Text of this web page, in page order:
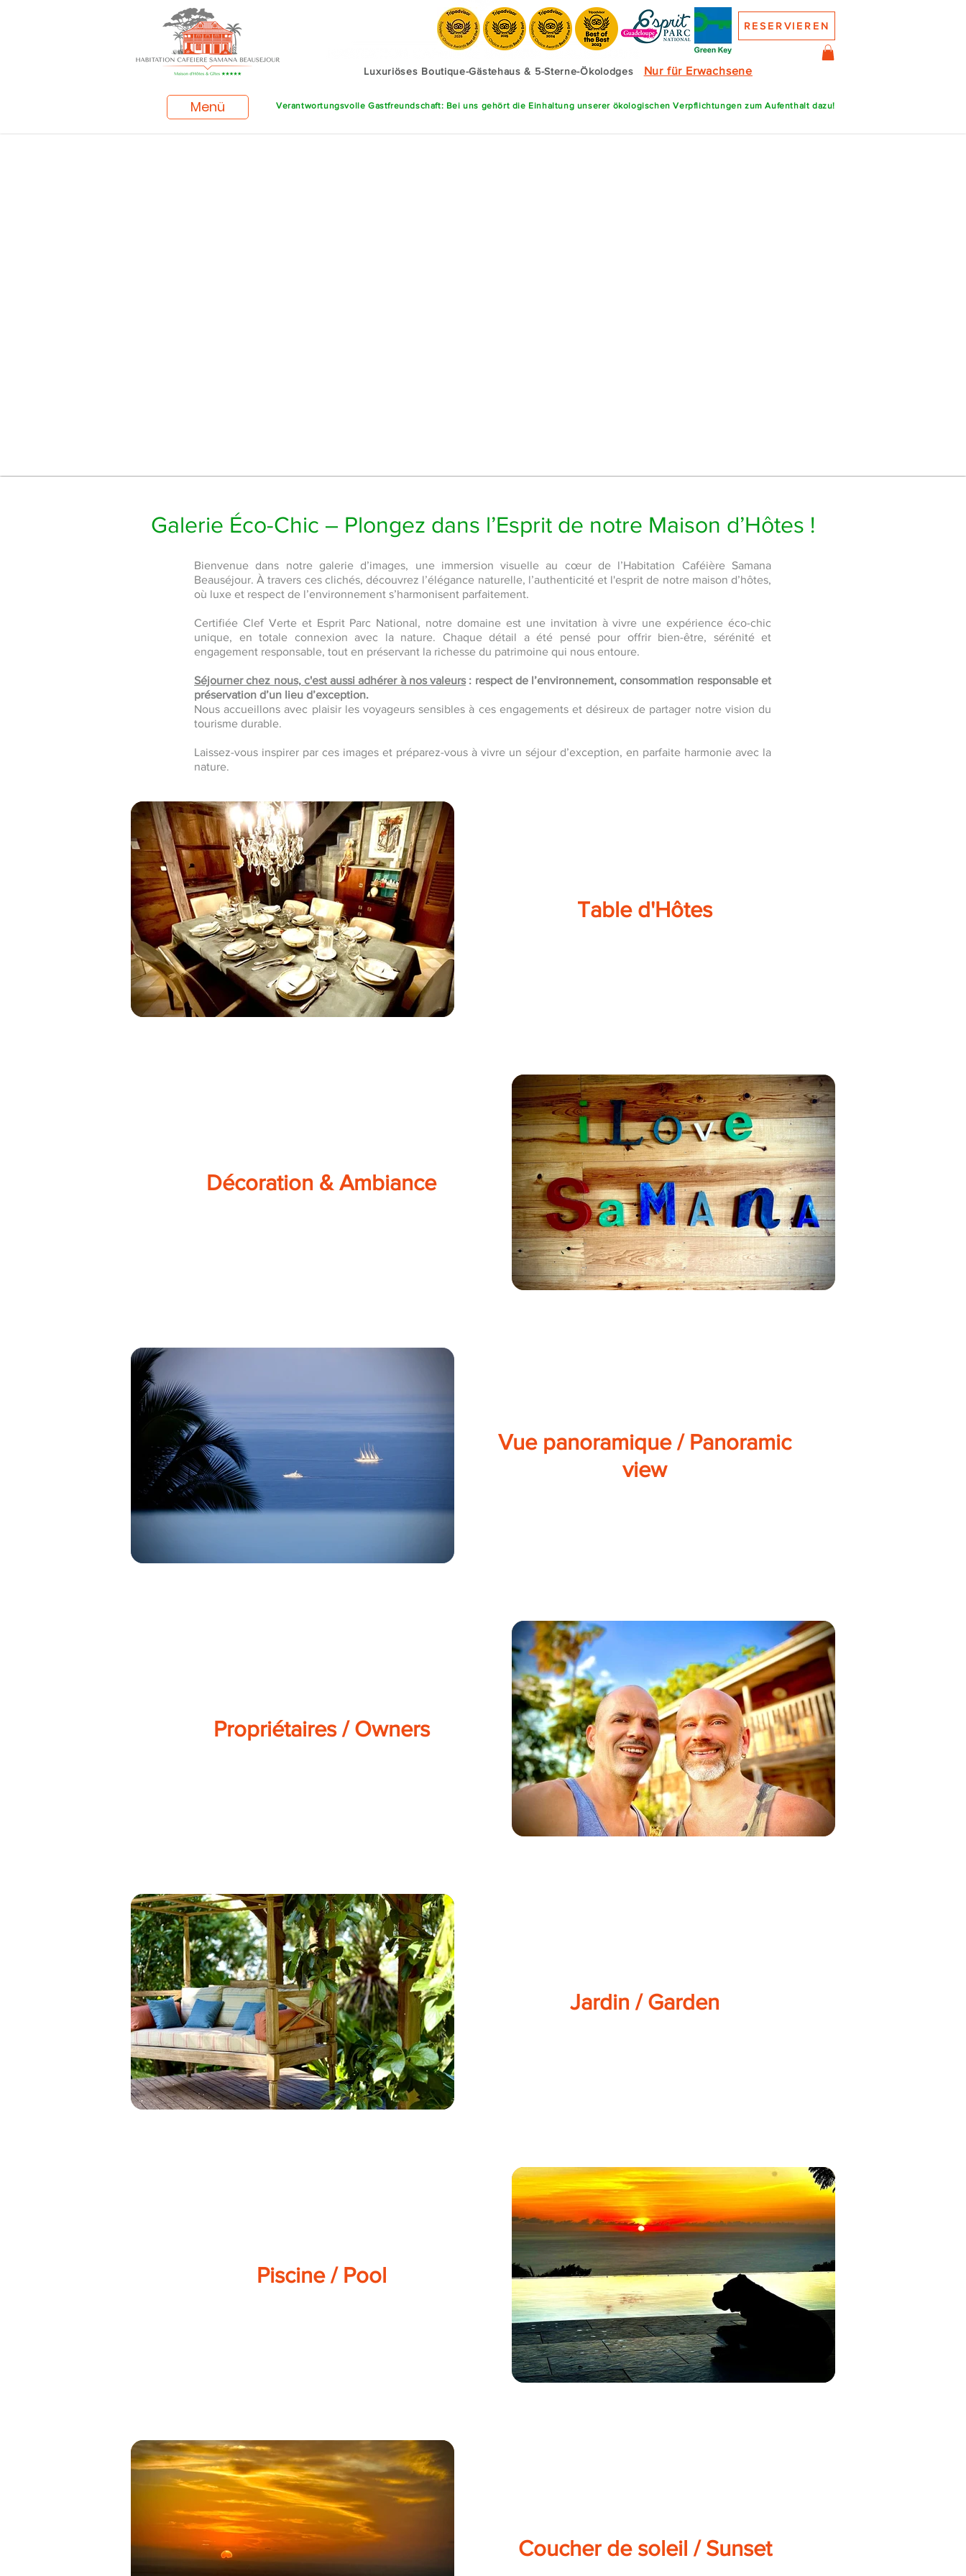
RESERVIEREN
Luxuriöses Boutique-Gästehaus & 5-Sterne-Ökolodges Nur für Erwachsene
Menü Verantwortungsvolle Gastfreundschaft: Bei uns gehört die Einhaltung unserer ökologischen Verpflichtungen zum Aufenthalt dazu!
Galerie Éco-Chic – Plongez dans l’Esprit de notre Maison d’Hôtes !
Bienvenue dans notre galerie d’images, une immersion visuelle au cœur de l’Habitation Caféière Samana
Beauséjour. À travers ces clichés, découvrez l’élégance naturelle, l’authenticité et l'esprit de notre maison d’hôtes,
où luxe et respect de l’environnement s’harmonisent parfaitement.
Certifiée Clef Verte et Esprit Parc National, notre domaine est une invitation à vivre une expérience éco-chic
unique, en totale connexion avec la nature. Chaque détail a été pensé pour offrir bien-être, sérénité et
engagement responsable, tout en préservant la richesse du patrimoine qui nous entoure.
Séjourner chez nous, c'est aussi adhérer à nos valeurs: respect de l’environnement, consommation responsable et
préservation d’un lieu d’exception.
Nous accueillons avec plaisir les voyageurs sensibles à ces engagements et désireux de partager notre vision du
tourisme durable.
Laissez-vous inspirer par ces images et préparez-vous à vivre un séjour d’exception, en parfaite harmonie avec la
nature.
Table d'Hôtes
Décoration & Ambiance
Vue panoramique / Panoramic
view
Propriétaires / Owners
Jardin / Garden
Piscine / Pool
Coucher de soleil / Sunset